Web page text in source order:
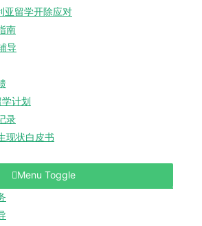
亚留学开除应对
南
导
计划
录
现状白皮书
Menu Toggle